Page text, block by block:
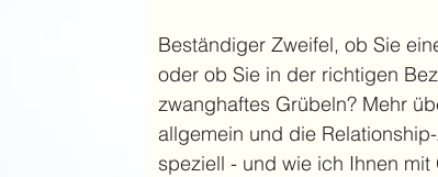
Beständiger Zweifel, ob Sie
oder ob Sie in der richtigen
zwanghaftes Grübeln? Mehr
allgemein und die
speziell - und wie ich Ihnen